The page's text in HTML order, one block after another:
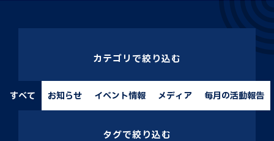
カテゴリで絞り込む
すべて お知らせ イベント情報 メディア 毎月の活動報告
タグで絞り込む